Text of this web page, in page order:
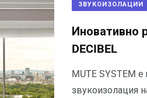
ЗВУКОИЗОЛАЦИИ
Иновативно
DECIBEL
MUTE SYSTEM
звукоизолация